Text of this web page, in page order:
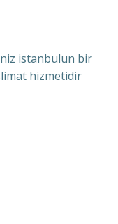
istanbulun bir
hizmetidir